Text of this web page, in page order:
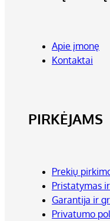
Apie įmonę
Kontaktai
PIRKĖJAMS
Prekių
Pristatymas
Garantija ir
Privatumo